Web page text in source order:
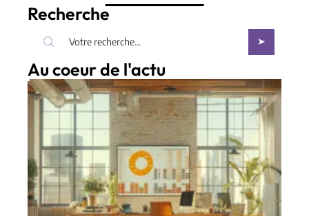
Recherche
Au coeur de l'actu